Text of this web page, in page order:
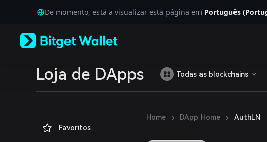
Tiếng Việt
Русский
Español (Latinoamérica)
Português (Portugal)
Bahasa Indonesia
De momento, está a visualizar esta página em Português
Loja de DApps Todas as blockchains
Favoritos
Home › DApp Home › AuthLN